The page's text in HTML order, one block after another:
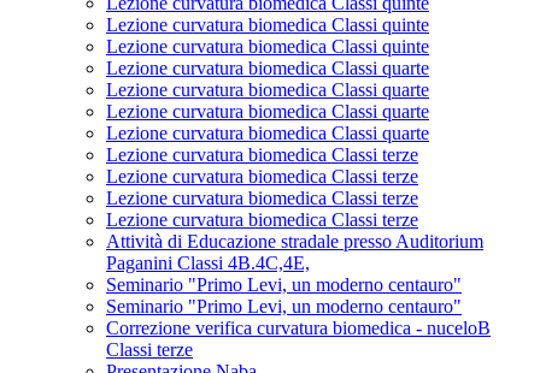
Lezione curvatura biomedica Classi quinte
Lezione curvatura biomedica Classi quinte
Lezione curvatura biomedica Classi quarte
Lezione curvatura biomedica Classi quarte
Lezione curvatura biomedica Classi quarte
Lezione curvatura biomedica Classi quarte
Lezione curvatura biomedica Classi terze
Lezione curvatura biomedica Classi terze
Lezione curvatura biomedica Classi terze
Lezione curvatura biomedica Classi terze
Attività di Educazione stradale presso Auditorium
Paganini Classi 4B.4C,4E,
Seminario "Primo Levi, un moderno centauro"
Seminario "Primo Levi, un moderno centauro"
Correzione verifica curvatura biomedica - nuceloB
Classi terze